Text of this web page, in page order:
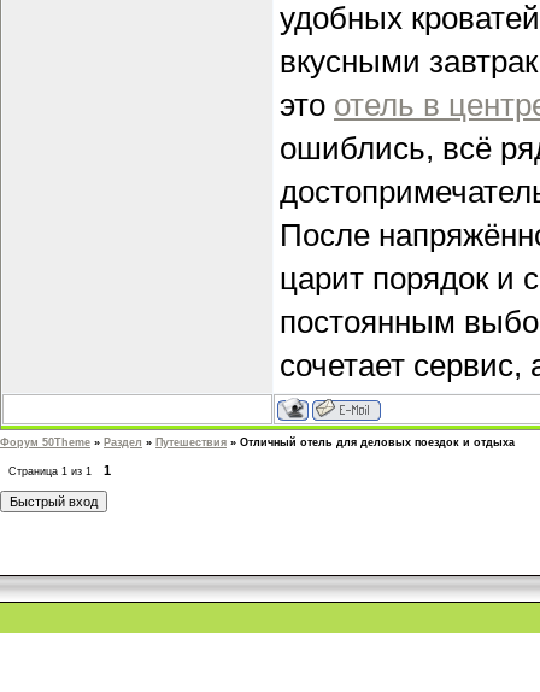
удобных
вкусными
это отель в
ошиблись, всё
После
царит порядок и
постоянным
сочетает
Форум 50Theme » Раздел » Путешествия » Отличный отель для деловых поездок и отдыха
Страница 1 из 1 1